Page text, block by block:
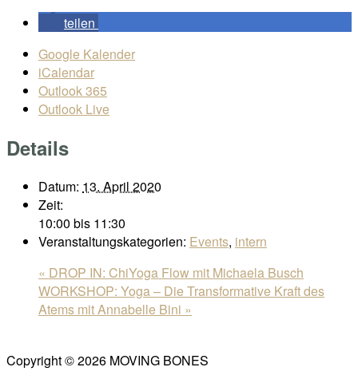
teilen
Google Kalender
iCalendar
Outlook 365
Outlook Live
Details
Datum: 13. April 2020
Zeit:
10:00 bis 11:30
Veranstaltungskategorien: Events, intern
« DROP IN: ChiYoga Flow mit Michaela Busch
WORKSHOP: Yoga – Die Transformative Kraft des
Atems mit Annabelle Bini »
Copyright © 2026 MOVING BONES